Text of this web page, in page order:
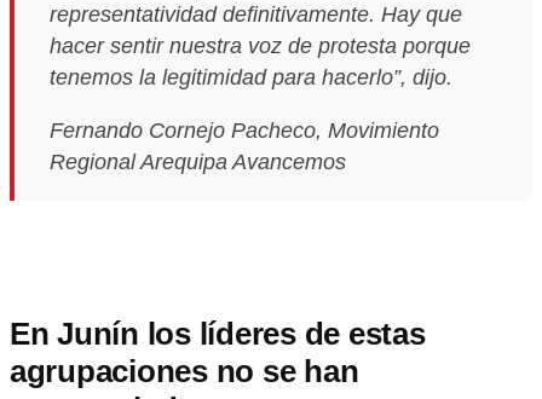
representatividad definitivamente. Hay que
hacer sentir nuestra voz de protesta porque
tenemos la legitimidad para hacerlo”, dijo.
Fernando Cornejo Pacheco, Movimiento
Regional Arequipa Avancemos
En Junín los líderes de estas
agrupaciones no se han